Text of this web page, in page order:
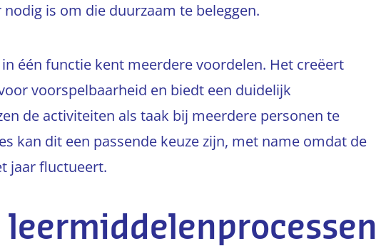
is om die duurzaam te beleggen.
één functie kent meerdere voordelen. Het creëert
voorspelbaarheid en biedt een duidelijk
de activiteiten als taak bij meerdere personen te
kan dit een passende keuze zijn, met name omdat de
jaar fluctueert.